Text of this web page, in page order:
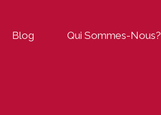
Blog Qui Sommes-Nous?